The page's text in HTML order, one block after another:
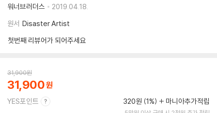
워너브러더스
2019.04.18.
원서 Disaster Artist
첫번째 리뷰어가 되어주세요
31,900원
31,900
YES포인트 320원 (1%) 마니아추가적립